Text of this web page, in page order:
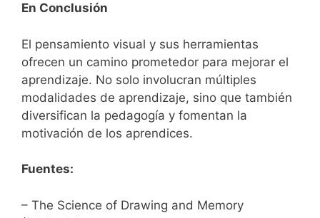
En Conclusión
El pensamiento visual y sus herramientas
ofrecen un camino prometedor para mejorar el
aprendizaje. No solo involucran múltiples
modalidades de aprendizaje, sino que también
diversifican la pedagogía y fomentan la
motivación de los aprendices.
Fuentes:
– The Science of Drawing and Memory